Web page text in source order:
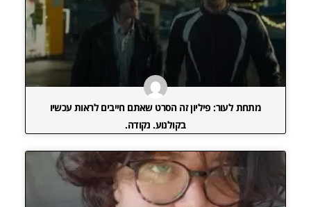
מתחת לעור: פיליון זה הסרט שאתם חייבים לראות עכשיו
בקולנוע. נקודה.